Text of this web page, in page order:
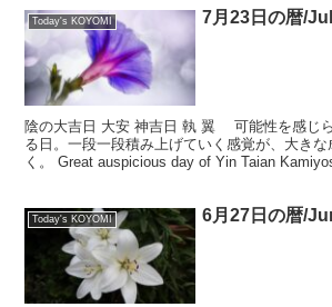
Today's KOYOMI 7月23日の暦/
陰の大吉日 大安 神吉日 執 翼 可能性を感じ
る日。一段一段積み上げていく感覚が、大き
く。 Great auspicious day of Yin Taian
Today's KOYOMI 6月27日の暦/